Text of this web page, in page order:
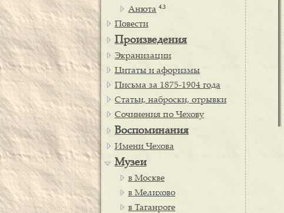
Анюта 4.3
Повести
Произведения
Экранизации
Цитаты и афоризмы
Письма за 1875-1904 года
Статьи, наброски, отрывки
Сочинения по Чехову
Воспоминания
Имени Чехова
Музеи
в Москве
в Мелихово
в Таганроге